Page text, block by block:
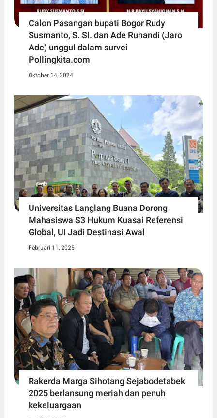
Calon Pasangan bupati Bogor Rudy
Susmanto, S. SI. dan Ade Ruhandi (Jaro
Ade) unggul dalam survei
Pollingkita.com
Oktober 14, 2024
Universitas Langlang Buana Dorong
Mahasiswa S3 Hukum Kuasai Referensi
Global, UI Jadi Destinasi Awal
Februari 11, 2025
Rakerda Marga Sihotang Sejabodetabek
2025 berlansung meriah dan penuh
kekeluargaan